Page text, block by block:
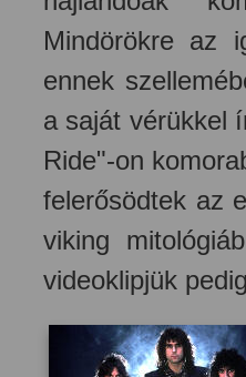
Mindörökre az
ennek
a saját vérükkel
Ride"-on
felerősödtek az
viking
videoklipjük